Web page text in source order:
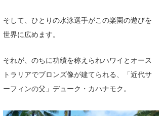
そして、ひとりの水泳選手がこの楽園の遊びを
世界に広めます。
それが、のちに功績を称えられハワイとオース
トラリアでブロンズ像が建てられる、「近代サ
ーフィンの父」デューク・カハナモク。